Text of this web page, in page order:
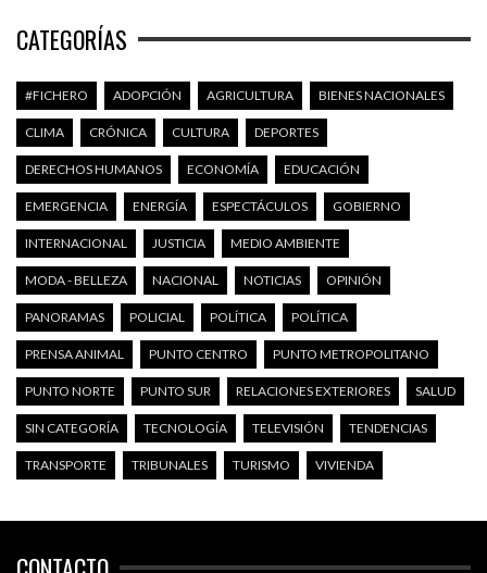
CATEGORÍAS
#FICHERO ADOPCIÓN AGRICULTURA BIENES NACIONALES
CLIMA CRÓNICA CULTURA DEPORTES
DERECHOS HUMANOS ECONOMÍA EDUCACIÓN
EMERGENCIA ENERGÍA ESPECTÁCULOS GOBIERNO
INTERNACIONAL JUSTICIA MEDIO AMBIENTE
MODA - BELLEZA NACIONAL NOTICIAS OPINIÓN
PANORAMAS POLICIAL POLÍTICA POLÍTICA
PRENSA ANIMAL PUNTO CENTRO PUNTO METROPOLITANO
PUNTO NORTE PUNTO SUR RELACIONES EXTERIORES SALUD
SIN CATEGORÍA TECNOLOGÍA TELEVISIÓN TENDENCIAS
TRANSPORTE TRIBUNALES TURISMO VIVIENDA